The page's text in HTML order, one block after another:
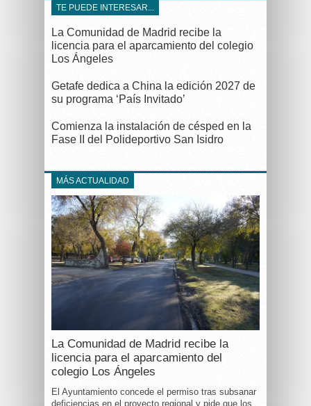
TE PUEDE INTERESAR...
La Comunidad de Madrid recibe la
licencia para el aparcamiento del colegio
Los Ángeles
Getafe dedica a China la edición 2027 de
su programa ‘País Invitado’
Comienza la instalación de césped en la
Fase II del Polideportivo San Isidro
MÁS ACTUALIDAD
La Comunidad de Madrid recibe la
licencia para el aparcamiento del
colegio Los Ángeles
El Ayuntamiento concede el permiso tras subsanar
deficiencias en el proyecto regional y pide que los